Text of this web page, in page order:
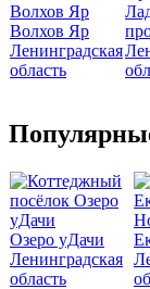
Волхов Яр
Ленинградская
область
Озеро уДачи
Ленинградская
область